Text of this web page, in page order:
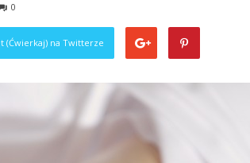
0
(Ćwierkaj) na Twitterze